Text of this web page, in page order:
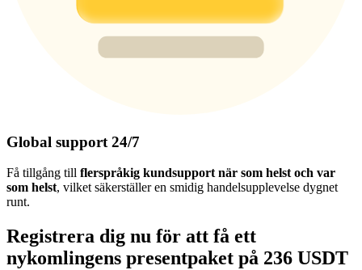
Global support 24/7
Få tillgång till flerspråkig kundsupport när som helst och var
som helst, vilket säkerställer en smidig handelsupplevelse dygnet
runt.
Registrera dig nu för att få ett
nykomlingens presentpaket på 236 USDT